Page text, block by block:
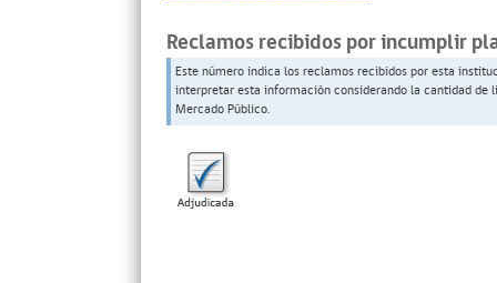
Reclamos recibidos por incumplir
Este número indica los reclamos recibidos por esta
interpretar esta información considerando la cantidad
Mercado Público.